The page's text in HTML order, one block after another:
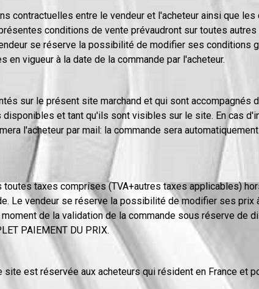
contractuelles entre le vendeur et l'acheteur ainsi que
conditions de vente prévaudront sur toutes
se réserve la possibilité de modifier ses conditions
vigueur à la date de la commande par l'acheteur.
sur le présent site marchand et qui sont accompagnés
et tant qu'ils sont visibles sur le site. En cas
l'acheteur par mail: la commande sera
taxes comprises (TVA+autres taxes applicables)
Le vendeur se réserve la possibilité de modifier ses prix
de la validation de la commande sous réserve de
PAIEMENT DU PRIX.
est réservée aux acheteurs qui résident en France et